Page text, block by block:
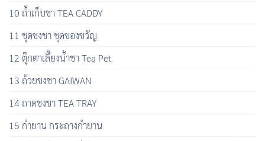
10 ถ้ำเก็บชา TEA CADDY
11 ชุดชงชา ชุดของขวัญ
12 ตุ๊กตาเลื้ยงน้ำชา Tea Pet
13 ถ้วยชงชา GAIWAN
14 ถาดชงชา TEA TRAY
15 กำยาน กระถางกำยาน